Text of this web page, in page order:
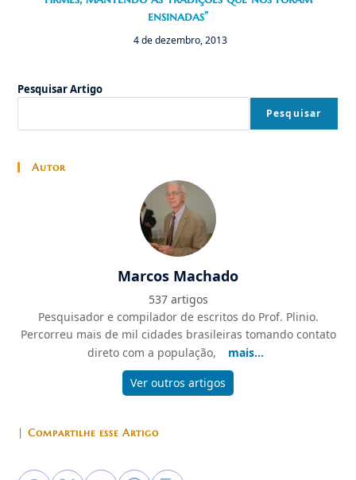
ensinadas”
4 de dezembro, 2013
Pesquisar Artigo
Pesquisar
Autor
Marcos Machado
537 artigos
Pesquisador e compilador de escritos do Prof. Plinio.
Percorreu mais de mil cidades brasileiras tomando contato
direto com a população,
mais...
Ver outros artigos
| Compartilhe esse Artigo